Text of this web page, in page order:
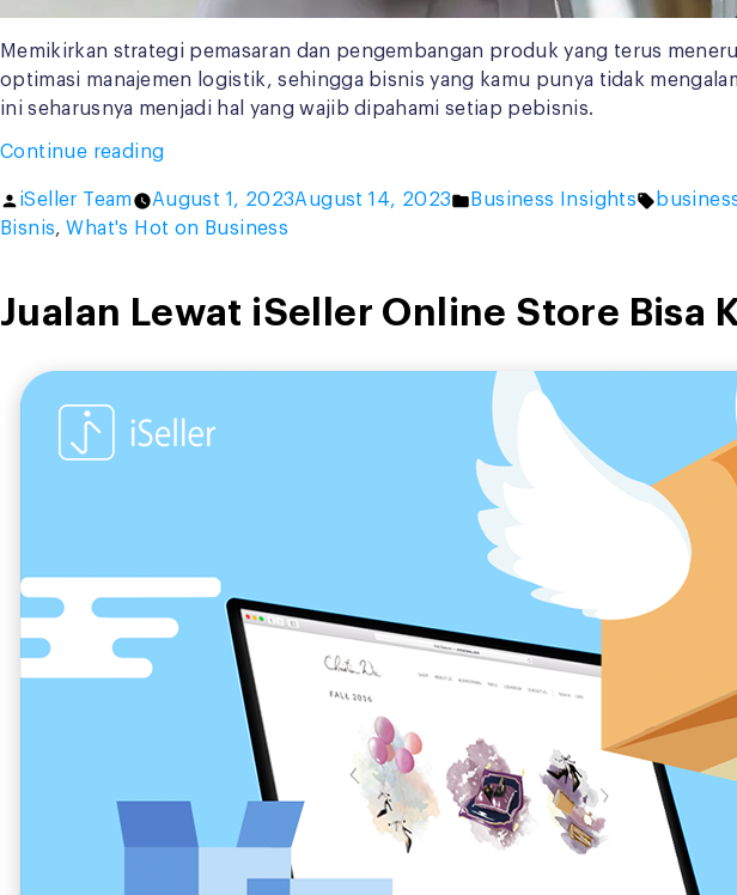
Memikirkan strategi pemasaran dan pengembangan produk yang terus
optimasi manajemen logistik, sehingga bisnis yang kamu punya tidak
ini seharusnya menjadi hal yang wajib dipahami setiap pebisnis.
Continue reading“Ini
Alasan
Kenapa
Penting
Posted
by
iSeller Team August 1, 2023August 14, 2023
Posted
Business Insights Tags:
Bisnis, What's Hot on Business
Jualan Lewat iSeller Online Store Bisa